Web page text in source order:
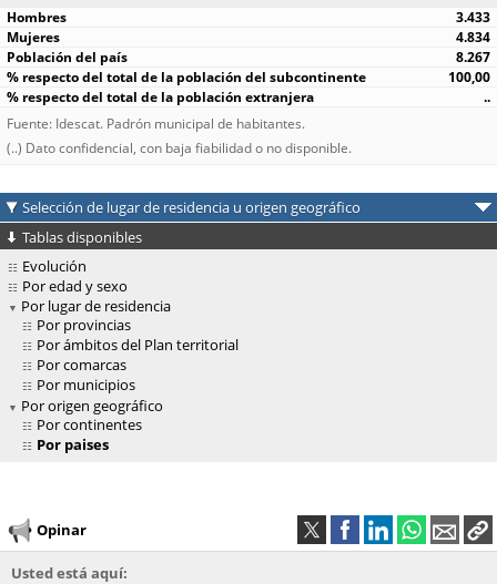
3.433
4.834
8.267
100,00
..
Fuente: Idescat. Padrón municipal de habitantes.
(..) Dato confidencial, con baja fiabilidad o no disponible.
Selección de lugar de residencia u origen geográfico
Tablas disponibles
Evolución
Por edad y sexo
Por lugar de residencia
Por provincias
Por ámbitos del Plan territorial
Por comarcas
Por municipios
Por origen geográfico
Por continentes
Por paises
Opinar
Usted está aquí: